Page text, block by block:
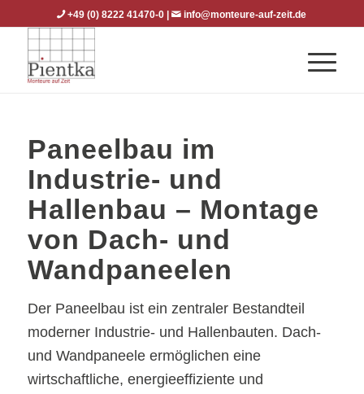
+49 (0) 8222 41470-0 | info@monteure-auf-zeit.de
Paneelbau im
Industrie- und
Hallenbau – Montage
von Dach- und
Wandpaneelen
Der Paneelbau ist ein zentraler Bestandteil
moderner Industrie- und Hallenbauten. Dach-
und Wandpaneele ermöglichen eine
wirtschaftliche, energieeffiziente und